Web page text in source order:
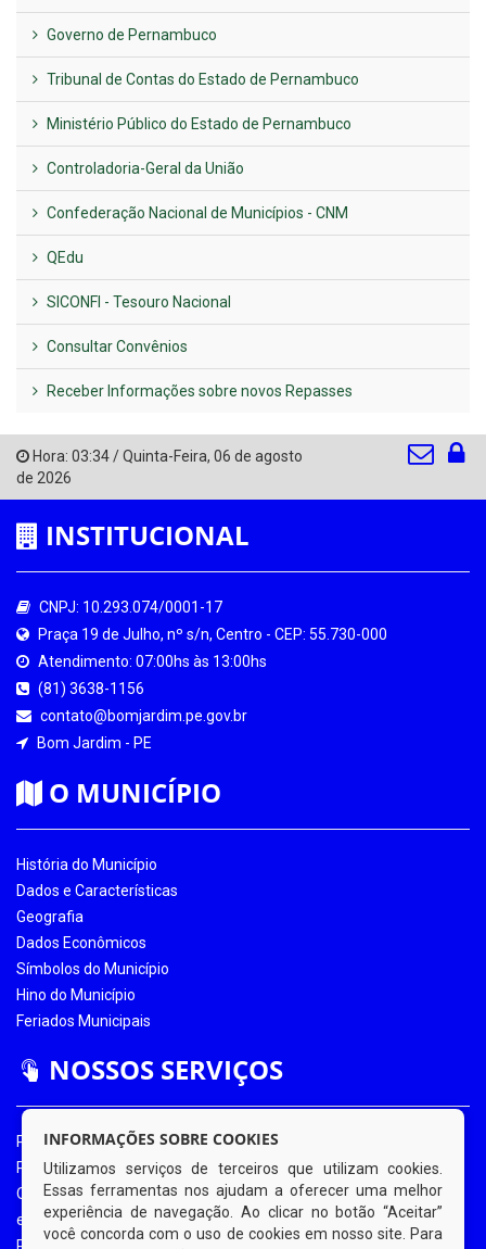
Governo de Pernambuco
Tribunal de Contas do Estado de Pernambuco
Ministério Público do Estado de Pernambuco
Controladoria-Geral da União
Confederação Nacional de Municípios - CNM
QEdu
SICONFI - Tesouro Nacional
Consultar Convênios
Receber Informações sobre novos Repasses
Hora: 03:34/Quinta-Feira, 06 de agosto
de 2026
INSTITUCIONAL
CNPJ: 10.293.074/0001-17
Praça 19 de Julho, nº s/n, Centro - CEP: 55.730-000
Atendimento: 07:00hs às 13:00hs
(81) 3638-1156
contato@bomjardim.pe.gov.br
Bom Jardim - PE
O MUNICÍPIO
História do Município
Dados e Características
Geografia
Dados Econômicos
Símbolos do Município
Hino do Município
Feriados Municipais
NOSSOS SERVIÇOS
Portal da Transparência
Portal da Transparência COVID-19
Ouvidoria Eletrônica
e-SIC
Processos de Licitação
INFORMAÇÕES SOBRE COOKIES
Utilizamos serviços de terceiros que utilizam cookies.
Essas ferramentas nos ajudam a oferecer uma melhor
experiência de navegação. Ao clicar no botão “Aceitar”
você concorda com o uso de cookies em nosso site. Para